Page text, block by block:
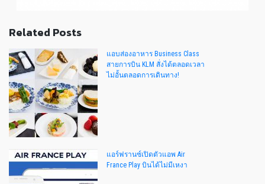
Related Posts
แอบส่องอาหาร Business Class
สายการบิน KLM สั่งได้ตลอดเวลา
ไม่อั้นตลอดการเดินทาง!
แอร์ฟรานซ์เปิดตัวแอพ Air
France Play บินได้ไม่มีเหงา